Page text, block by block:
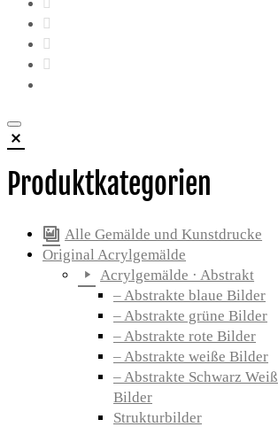
Produktkategorien
Alle Gemälde und Kunstdrucke
Original Acrylgemälde
Acrylgemälde · Abstrakt
– Abstrakte blaue Bilder
– Abstrakte grüne Bilder
– Abstrakte rote Bilder
– Abstrakte weiße Bilder
– Abstrakte Schwarz Weiß
Bilder
Strukturbilder